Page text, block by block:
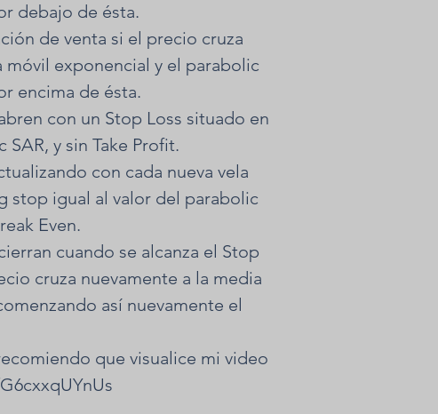
debajo de ésta.
de venta si el precio cruza
móvil exponencial y el parabolic
encima de ésta.
con un Stop Loss situado en
y sin Take Profit.
con cada nueva vela
stop igual al valor del parabolic
Even.
cuando se alcanza el Stop
cruza nuevamente a la media
así nuevamente el
que visualice mi video